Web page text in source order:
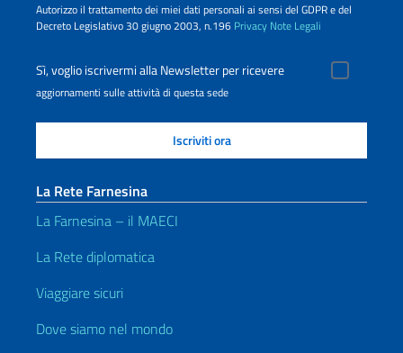
Autorizzo il trattamento dei miei dati personali ai sensi del GDPR e del
Decreto Legislativo 30 giugno 2003, n.196 Privacy Note Legali
Sì, voglio iscrivermi alla Newsletter per ricevere
aggiornamenti sulle attività di questa sede
La Rete Farnesina
La Farnesina – il MAECI
La Rete diplomatica
Viaggiare sicuri
Dove siamo nel mondo